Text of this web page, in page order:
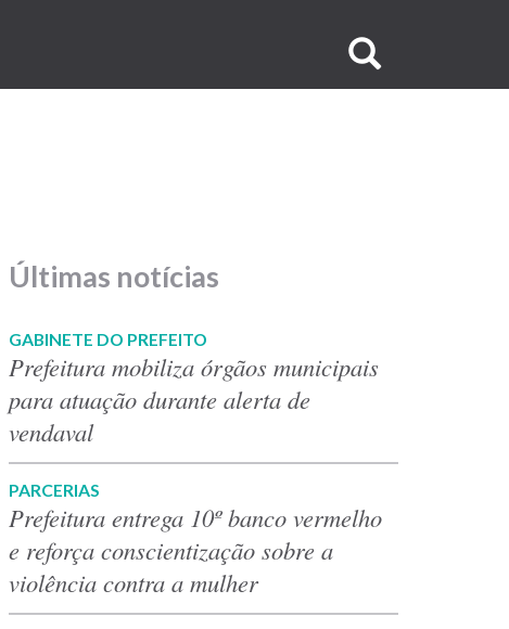
no
Últimas notícias
GABINETE DO PREFEITO
Prefeitura mobiliza órgãos municipais
para atuação durante alerta de
vendaval
PARCERIAS
Prefeitura entrega 10º banco vermelho
e reforça conscientização sobre a
violência contra a mulher